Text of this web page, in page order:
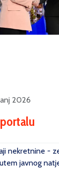
2026
nekretnine -
javnog